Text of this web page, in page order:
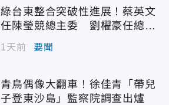
綠台東整合突破性進展！蔡英文
任陳瑩競總主委 劉櫂豪任總幹
1天前 要聞
青鳥偶像大翻車！徐佳青「帶兒
子登東沙島」監察院調查出爐